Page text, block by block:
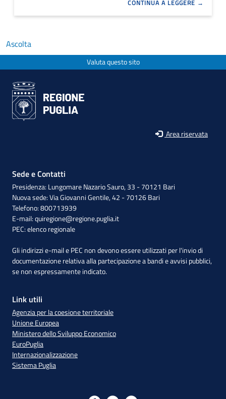
CONTINUA A LEGGERE
Ascolta
Valuta questo sito
Area riservata
Sede e Contatti
Presidenza: Lungomare Nazario Sauro, 33 - 70121 Bari
Nuova sede: Via Giovanni Gentile, 42 - 70126 Bari
Telefono: 800713939
E-mail:quiregione@regione.puglia.it
PEC:elenco regionale
Gli indirizzi e-mail e PEC non devono essere utilizzati per l'invio di
documentazione relativa alla partecipazione a bandi e avvisi pubblici,
se non espressamente indicato.
Link utili
Agenzia per la coesione territoriale
Unione Europea
Ministero dello Sviluppo Economico
EuroPuglia
Internazionalizzazione
Sistema Puglia